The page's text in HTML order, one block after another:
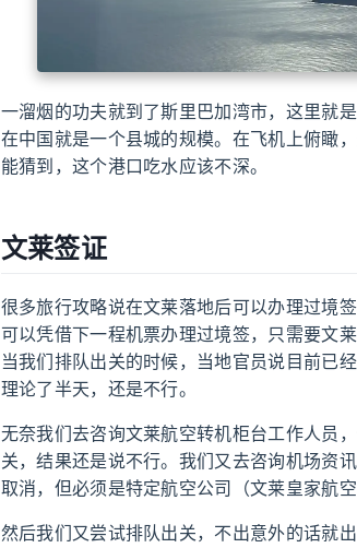
一溜烟的功夫就到了斯里巴加湾市，这里就
在中国就是一个县城的规模。在飞机上俯瞰
能猜到，这个港口吃水应该不深。
文莱签证
很多旅行攻略说在文莱落地后可以办理过境
可以凭借下一程机票办理过境签，只需要文
当我们排队出关的时候，当地官员说目前已
理论了半天，还是不行。
无奈我们去咨询文莱航空转机柜台工作人员
关，结果还是说不行。我们又去咨询机场资
取消，但必须是特定航空公司（文莱皇家航空
然后我们又尝试排队出关，不出意外的话就